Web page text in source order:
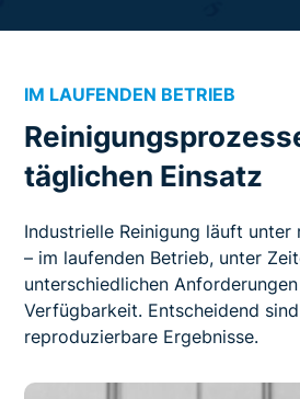
IM LAUFENDEN BETRIEB
täglichen Einsatz
Industrielle Reinigung läuft unter
– im laufenden Betrieb, unter
unterschiedlichen
Verfügbarkeit. Entscheidend
reproduzierbare Ergebnisse.